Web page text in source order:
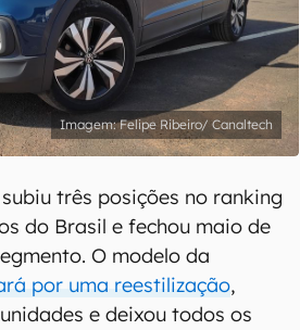
Felipe Ribeiro/ Canaltech
subiu três posições no ranking
do Brasil e fechou maio de
O modelo da
por uma reestilização,
e deixou todos os